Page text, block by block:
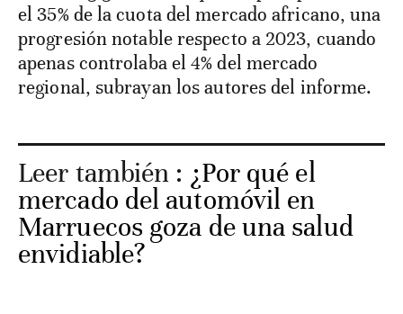
el 35% de la cuota del mercado africano, una
progresión notable respecto a 2023, cuando
apenas controlaba el 4% del mercado
regional, subrayan los autores del informe.
Leer también : ¿Por qué el
mercado del automóvil en
Marruecos goza de una salud
envidiable?